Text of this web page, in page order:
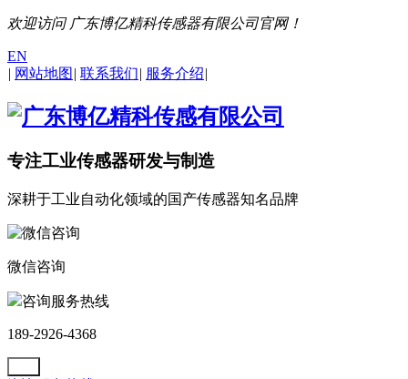
欢迎访问 广东博亿精科传感器有限公司官网！
EN
| 网站地图 | 联系我们| 服务介绍|
专注工业传感器研发与制造
深耕于工业自动化领域的国产传感器知名品牌
微信咨询
咨询服务热线
189-2926-4368